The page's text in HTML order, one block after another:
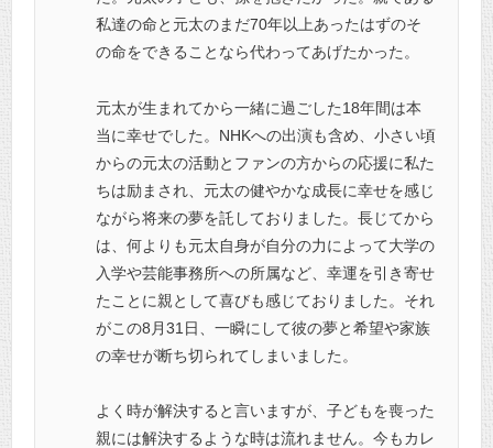
私達の命と元太のまだ70年以上あったはずのそ
の命をできることなら代わってあげたかった。
元太が生まれてから一緒に過ごした18年間は本
当に幸せでした。 NHKへの出演も含め、小さい頃
からの元太の活動とファンの方からの応援に私た
ちは励まされ、元太の健やかな成長に幸せを感じ
ながら将来の夢を託しておりました。長じてから
は、何よりも元太自身が自分の力によって大学の
入学や芸能事務所への所属など、幸運を引き寄せ
たことに親として喜びも感じておりました。 それ
がこの8月31日、一瞬にして彼の夢と希望や家族
の幸せが断ち切られてしまいました。
よく時が解決すると言いますが、子どもを喪った
親には解決するような時は流れません。 今もカレ